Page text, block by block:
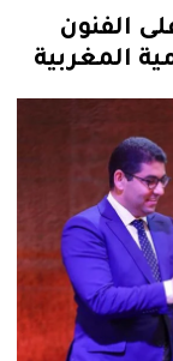
الفنون
المغربية